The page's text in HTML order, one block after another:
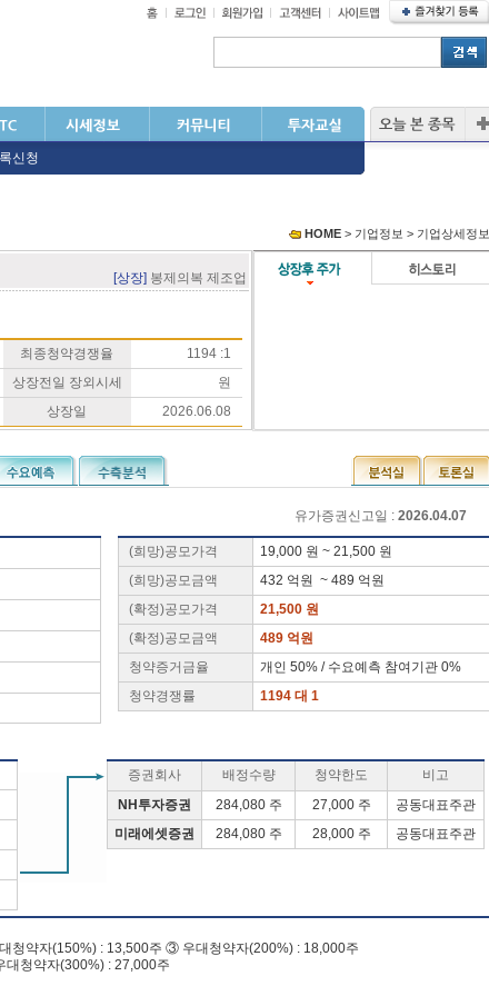
신청
HOME > 기업정보 > 기업상세정보
[상장] 봉제의복 제조업
최종청약경쟁율
1194 :1
상장전일 장외시세
원
상장일 2026.06.08
유가증권신고일 : 2026.04.07
(희망)공모가격
19,000 원 ~ 21,500 원
(희망)공모금액
432 억원 ~ 489 억원
(확정)공모가격
21,500 원
(확정)공모금액
489 억원
청약증거금율
개인 50% / 수요예측 참여기관 0%
청약경쟁률
1194 대 1
증권회사 배정수량 청약한도
비고
NH투자증권
284,080 주 27,000 주
공동대표주관
미래에셋증권
284,080 주 28,000 주 공동대표주관
청약자(150%) : 13,500주 ③ 우대청약자(200%) : 18,000주
청약자(300%) : 27,000주